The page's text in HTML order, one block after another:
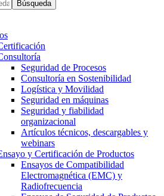
Búsqueda
Seguridad de Procesos
Consultoría en Sostenibilidad
Logística y Movilidad
Seguridad en máquinas
Seguridad y fiabilidad
organizacional
Artículos técnicos, descargables y
webinars
y Certificación de Productos
Ensayos de Compatibilidad
Electromagnética (EMC) y
Radiofrecuencia